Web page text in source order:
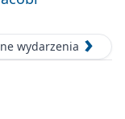
wydarzenia